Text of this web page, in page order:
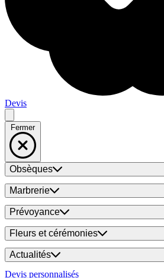
Devis
Fermer
Obsèques
Marbrerie
Prévoyance
Fleurs et cérémonies
Actualités
Devis personnalisés